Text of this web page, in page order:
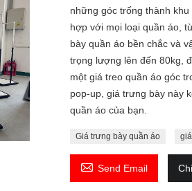
những góc trống thành
hợp với mọi loại quần áo,
bày quần áo bền chắc và
trọng lượng lên đến 80kg,
một giá treo quần áo góc
pop-up, giá trưng bày này
quần áo của bạn.
Giá trưng bày quần áo
 Send Email